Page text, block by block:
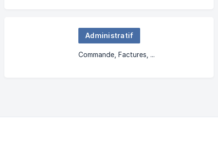
Administratif
Commande, Factures, ...